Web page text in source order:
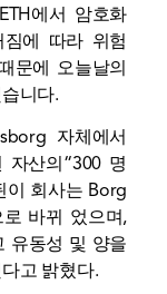
에서 암호화
에 따라 위험
문에 오늘날의
니다.
자체에서
산의“300 명
이 회사는 Borg
바뀌 었으며,
유동성 및 양을
고 밝혔다.